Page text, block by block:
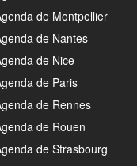
de Montpellier
de Nantes
de Nice
de Paris
de Rennes
de Rouen
de Strasbourg